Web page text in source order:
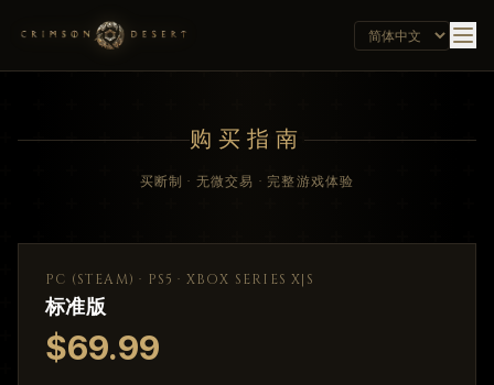
购买指南
买断制 · 无微交易 · 完整游戏体验
PC (STEAM) · PS5 · XBOX SERIES X|S
标准版
$69.99